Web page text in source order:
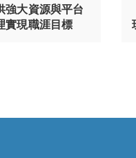
強大資源與平台
實現職涯目標